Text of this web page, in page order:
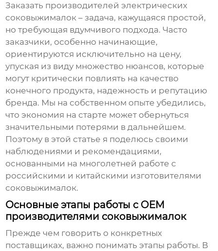
Заказать производителей электрических
соковыжималок – задача, кажущаяся простой,
но требующая вдумчивого подхода. Часто
заказчики, особенно начинающие,
ориентируются исключительно на цену,
упуская из виду множество нюансов, которые
могут критически повлиять на качество
конечного продукта, надежность и репутацию
бренда. Мы на собственном опыте убедились,
что экономия на старте может обернуться
значительными потерями в дальнейшем.
Поэтому в этой статье я поделюсь своими
наблюдениями и рекомендациями,
основанными на многолетней работе с
российскими и китайскими изготовителями
соковыжималок.
Основные этапы работы с OEM
производителями соковыжималок
Прежде чем говорить о конкретных
поставщиках, важно понимать этапы работы. В